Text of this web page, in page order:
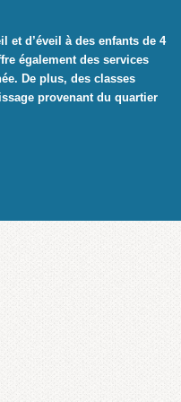
et d’éveil à des enfants de 4
également des services
De plus, des classes
provenant du quartier